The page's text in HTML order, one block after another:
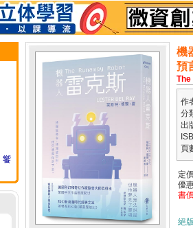
饗
機
預
The
作
分
出
頁
定
優
書
絕